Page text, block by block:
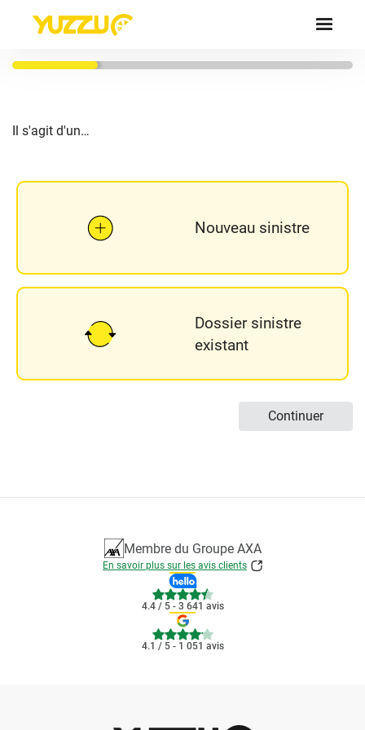
Il s'agit d'un…
Nouveau sinistre
Dossier sinistre
existant
Continuer
4.1 / 5 - 1 051 avis
4.4 / 5 - 3 641 avis
En savoir plus sur les avis clients
Membre du Groupe AXA